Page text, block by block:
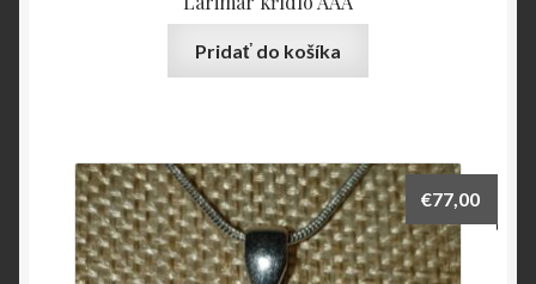
Pridať do košíka
€77,00